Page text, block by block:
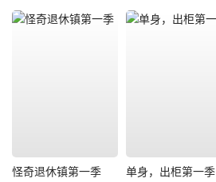
怪奇退休镇第一季 单身，出柜第一季